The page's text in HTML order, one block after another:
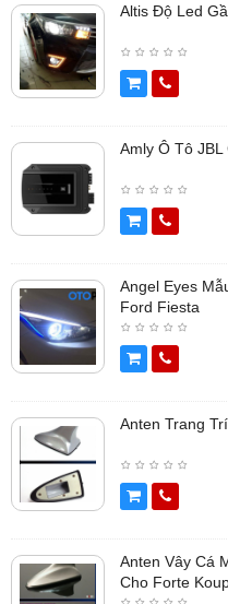
Altis Độ Led
Amly Ô Tô JBL
Angel Eyes
Ford Fiesta
Anten Trang
Anten Vây Cá
Cho Forte